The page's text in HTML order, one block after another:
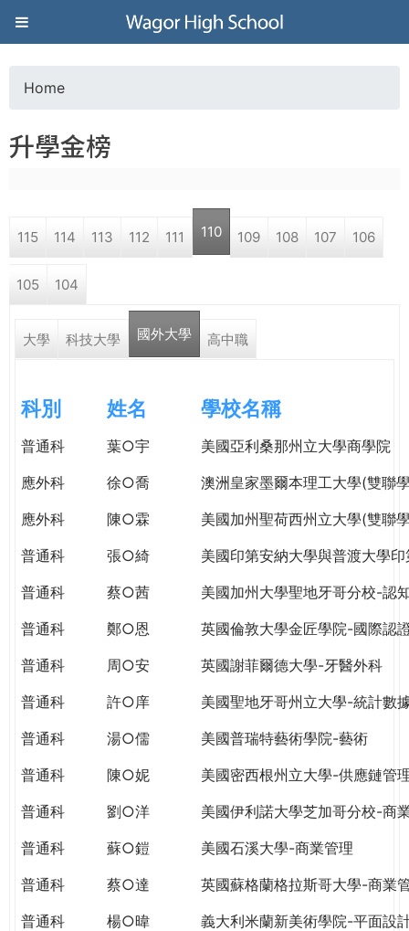
Jump to navigation
葳
格
高
學
格。
WAGOR
TODAY
THE
WORLD
PUTTING
YOU
o
a
r
e
e
r
e
Home
升學金榜
115 114 113 112 111 110 109 108 107 106
105 104
大學 科技大學 國外大學 高中職
科別 姓名 學校名稱
普通科 葉○宇
美國亞利桑那州立大學商學院
應外科
徐○喬
澳洲皇家墨爾本理工大學(雙聯
應外科
陳○霖
美國加州聖荷西州立大學(雙聯
普通科
張○綺
美國印第安納大學與普渡大學
普通科
蔡○茜
美國加州大學聖地牙哥分校-認
普通科
鄭○恩
英國倫敦大學金匠學院-國際認
普通科
周○安
英國謝菲爾德大學-牙醫外科
普通科
許○庠
美國聖地牙哥州立大學-統計數
普通科
湯○儒
美國普瑞特藝術學院-藝術
普通科
陳○妮
美國密西根州立大學-供應鏈管
普通科
劉○洋
美國伊利諾大學芝加哥分校-商
普通科
蘇○鎧
美國石溪大學-商業管理
普通科
蔡○達
英國蘇格蘭格拉斯哥大學-商業
普通科
楊○暐
義大利米蘭新美術學院-平面設